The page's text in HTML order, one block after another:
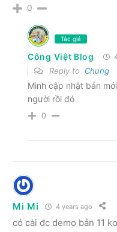
0
Tác giả
Công Việt Blog
Reply to Chung
Mình cập nhật bản
người rồi đó
0
Mi Mi 4 years ago
có cài đc demo bản 11